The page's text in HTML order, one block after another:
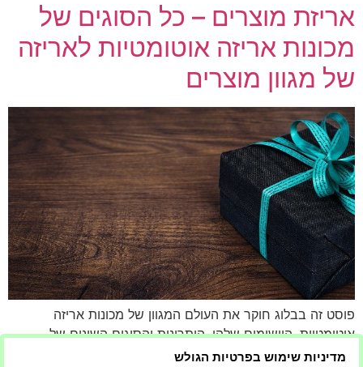
אריזת מוצרים – כל הסוגים של
מכונות אריזה אוטומטיות לאריזה
של מגוון מוצרים
פוסט זה בבלוג חוקר את העולם המגוון של מכונות אריזה
אוטומטיות, היישומים שלהן, היתרונות והסוגים השונים של
מוצרים שהם יכולים לארוז. מפריטי מזון ועד תרופות, מכונות אלו
מדיניות שימוש בפרטיות הגולש